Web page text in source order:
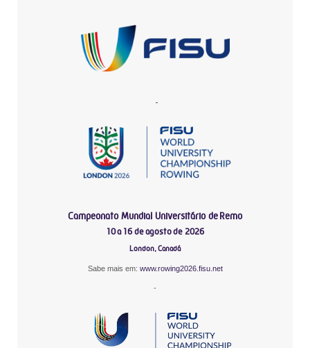
-
Campeonato Mundial Universitário de Remo
10 a 16 de agosto de 2026
London, Canadá
Sabe mais em: www.rowing2026.fisu.net
-